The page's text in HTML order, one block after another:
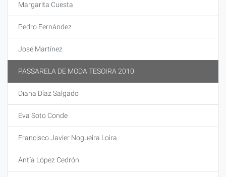
Margarita Cuesta
Pedro Fernández
José Martínez
PASSARELA DE MODA TESOIRA 2010
Diana Díaz Salgado
Eva Soto Conde
Francisco Javier Nogueira Loira
Antía López Cedrón